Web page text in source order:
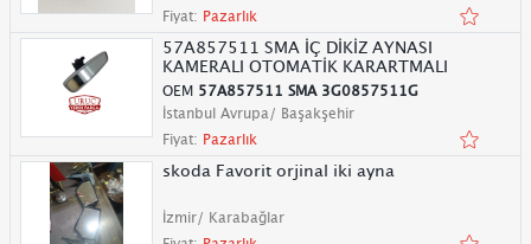
Fiyat: Pazarlık
57A857511 SMA İÇ DİKİZ AYNASI
KAMERALI OTOMATİK KARARTMALI
OEM 57A857511 SMA 3G0857511G
İstanbul Avrupa/ Başakşehir
Fiyat: Pazarlık
skoda Favorit orjinal iki ayna
İzmir/ Karabağlar